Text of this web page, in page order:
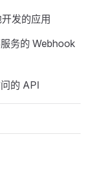
发的应用
务的 Webhook
的 API